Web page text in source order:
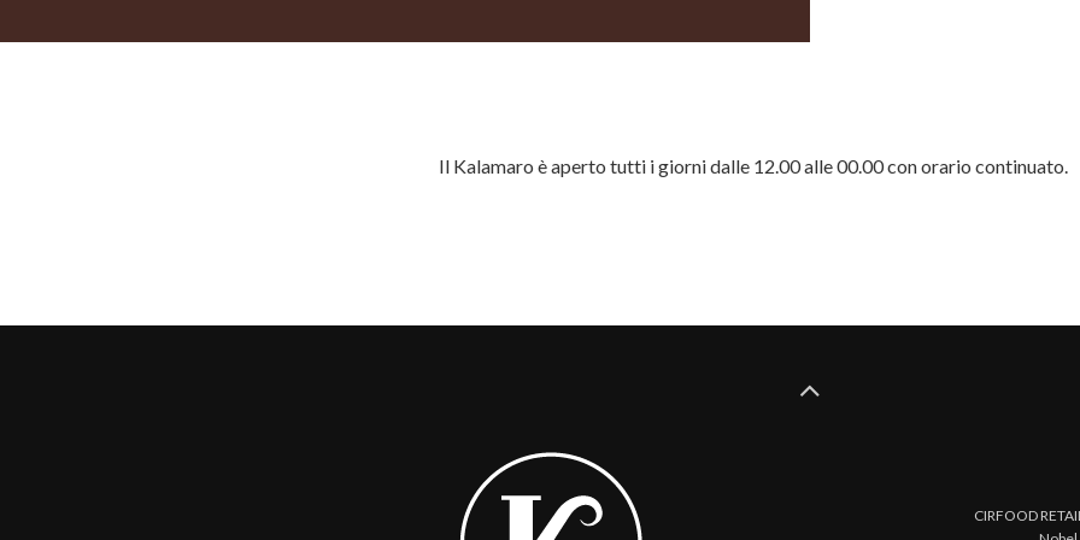
Il Kalamaro è aperto tutti i giorni dalle 12.00 alle 00.00 con orario continuato.
CIRFOOD